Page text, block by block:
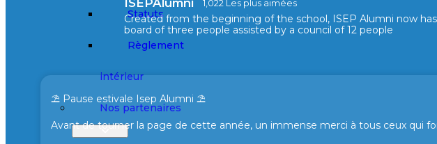
Statuts
Règlement
intérieur
Nos partenaires
1,022 Les plus aimées
Created from the beginning of the school, ISEP Alumni now
board of three people assisted by a council of 12 people
⛱️ Pause estivale Isep Alumni ⛱️
Avant de tourner la page de cette année, un immense merci à tous ceux qui